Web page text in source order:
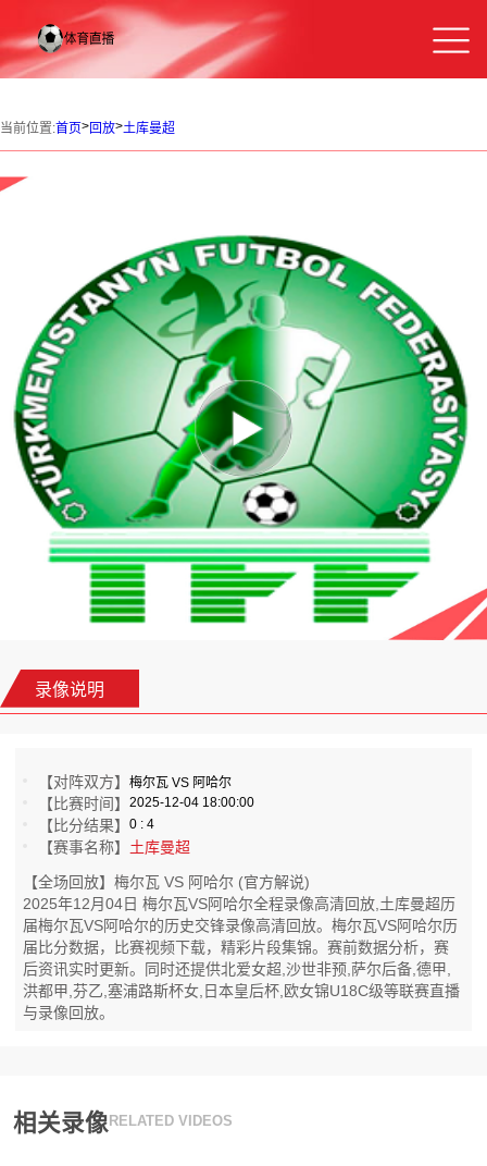
当前位置:首页>回放>土库曼超
录像说明
【对阵双方】梅尔瓦 VS 阿哈尔
【比赛时间】2025-12-04 18:00:00
【比分结果】0 : 4
【赛事名称】 土库曼超
【全场回放】梅尔瓦 VS 阿哈尔 (官方解说)
2025年12月04日 梅尔瓦VS阿哈尔全程录像高清回放,土库曼超历
届梅尔瓦VS阿哈尔的历史交锋录像高清回放。梅尔瓦VS阿哈尔历
届比分数据，比赛视频下载，精彩片段集锦。赛前数据分析，赛
后资讯实时更新。同时还提供北爱女超,沙世非预,萨尔后备,德甲,
洪都甲,芬乙,塞浦路斯杯女,日本皇后杯,欧女锦U18C级等联赛直播
与录像回放。
相关录像 RELATED VIDEOS